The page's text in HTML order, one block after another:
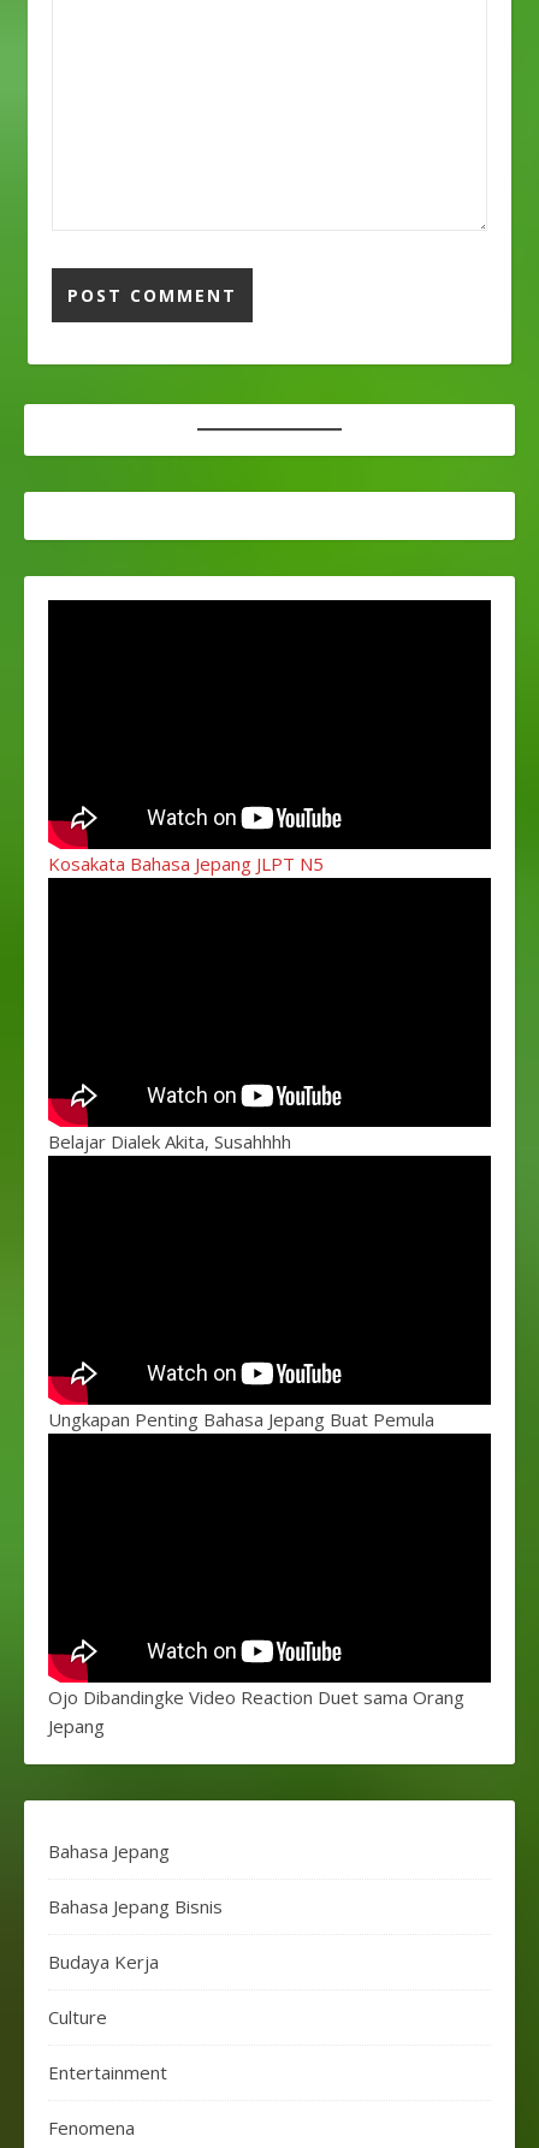
Kosakata Bahasa Jepang JLPT N5
Belajar Dialek Akita, Susahhhh
Ungkapan Penting Bahasa Jepang Buat Pemula
Ojo Dibandingke Video Reaction Duet sama Orang
Jepang
Bahasa Jepang
Bahasa Jepang Bisnis
Budaya Kerja
Culture
Entertainment
Fenomena